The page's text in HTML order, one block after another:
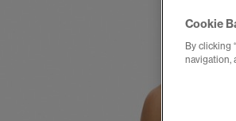
Cookie
By clicking
navigation,